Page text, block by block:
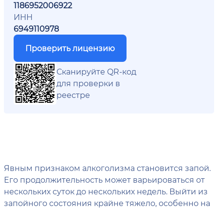
1186952006922
ИНН
6949110978
Проверить лицензию
Сканируйте QR-код
для проверки в
реестре
Явным признаком алкоголизма становится запой.
Его продолжительность может варьироваться от
нескольких суток до нескольких недель. Выйти из
запойного состояния крайне тяжело, особенно на